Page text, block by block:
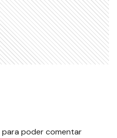
para poder comentar